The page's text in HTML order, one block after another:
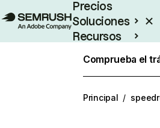
Precios
Soluciones
Recursos
Comprueba el
Principal /